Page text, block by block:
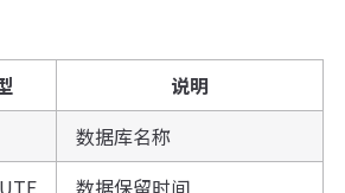
说明
数据库名称
数据保留时间